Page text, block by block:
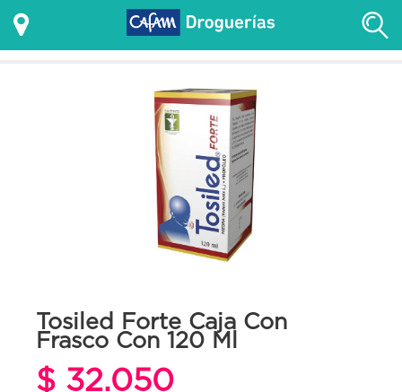
Tosiled Forte Caja Con
Frasco Con 120 Ml
$ 32.050